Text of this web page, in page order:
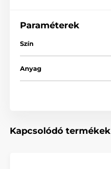
Paraméterek
Szín
Anyag
Kapcsolódó termékek